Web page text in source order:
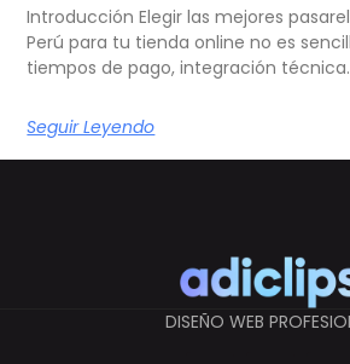
Introducción Elegir las mejores
Perú para tu tienda online no es
tiempos de pago, integración
Seguir Leyendo
DISEÑO WEB